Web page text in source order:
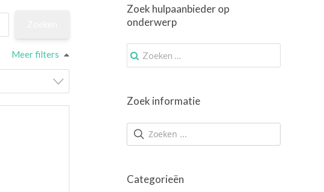
Meer filters
Zoek hulpaanbieder op
onderwerp
Zoek
naar:
Zoek informatie
Categorieën